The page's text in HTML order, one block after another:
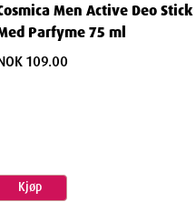
Men Active Deo Stick
Parfyme 75 ml
109.00
Kjøp